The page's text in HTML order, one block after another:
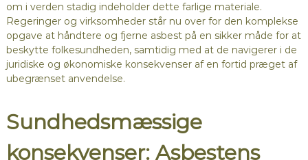
om i verden stadig indeholder dette farlige materiale.
Regeringer og virksomheder står nu over for den komplekse
opgave at håndtere og fjerne asbest på en sikker måde for at
beskytte folkesundheden, samtidig med at de navigerer i de
juridiske og økonomiske konsekvenser af en fortid præget af
ubegrænset anvendelse.
Sundhedsmæssige
konsekvenser: Asbestens